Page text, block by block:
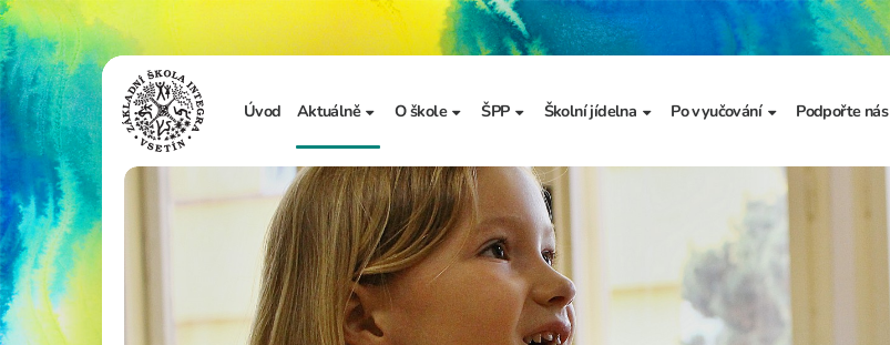
Úvod Aktuálně
Sdělení školy
Ze života školy
O škole
Základní informace
Úřední deska
Vzdělávání a výchova
Zápis do 1. třídy
ŠPP
Základní informace
Dokumenty školního
metodika prevence
Školní jídelna
Jídelníček
Po vyučování
Školní družina
Školní klub
Kroužky
Bellhop čipový systém
Podpořte nás